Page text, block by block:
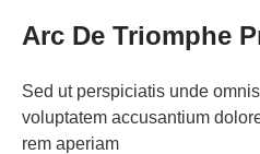
Arc De Triomphe
Sed ut perspiciatis unde
voluptatem accusantium
rem aperiam